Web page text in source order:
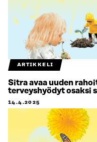
ARTIKKELI
Sitra avaa uuden
terveyshyödyt osaksi
14.4.2025